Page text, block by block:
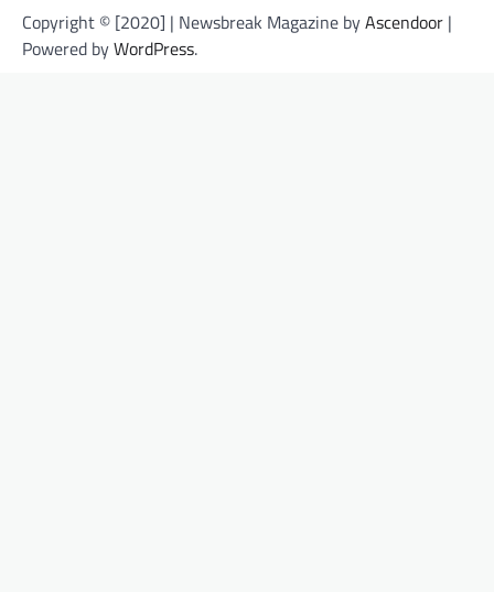
Copyright © [2020] | Newsbreak Magazine byAscendoor |
Powered byWordPress.